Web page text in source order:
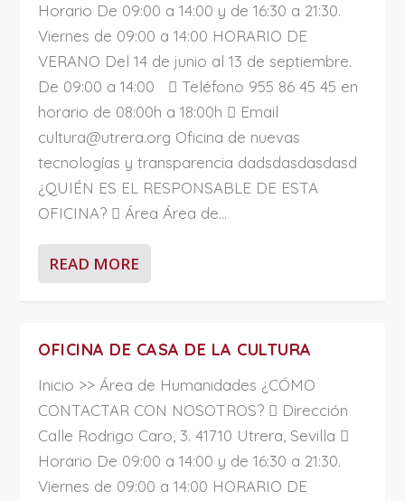
Horario De 09:00 a 14:00 y de 16:30 a 21:30.
Viernes de 09:00 a 14:00 HORARIO DE
VERANO Del 14 de junio al 13 de septiembre.
De 09:00 a 14:00  Teléfono 955 86 45 45 en
horario de 08:00h a 18:00h  Email
cultura@utrera.org Oficina de nuevas
tecnologías y transparencia dadsdasdasdasd
¿QUIÉN ES EL RESPONSABLE DE ESTA
OFICINA?  Área Área de...
READ MORE
OFICINA DE CASA DE LA CULTURA
Inicio >> Área de Humanidades ¿CÓMO
CONTACTAR CON NOSOTROS?  Dirección
Calle Rodrigo Caro, 3. 41710 Utrera, Sevilla 
Horario De 09:00 a 14:00 y de 16:30 a 21:30.
Viernes de 09:00 a 14:00 HORARIO DE